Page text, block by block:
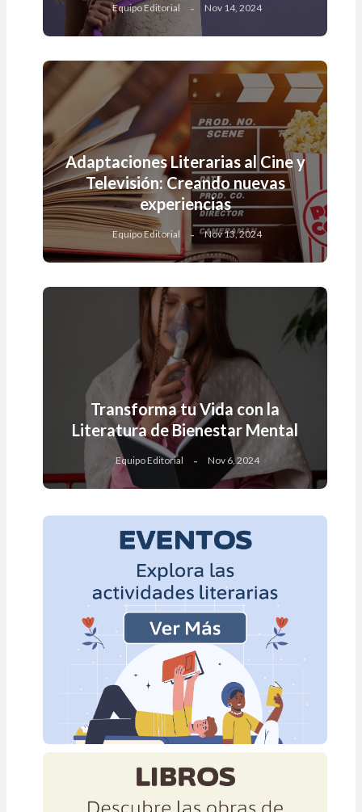
Equipo Editorial Nov 14, 2024
Adaptaciones Literarias al Cine y
Televisión: Creando nuevas
experiencias
Equipo Editorial Nov 13, 2024
Transforma tu Vida con la
Literatura de Bienestar Mental
Equipo Editorial Nov 6, 2024